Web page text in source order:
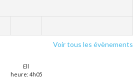
Voir tous les évènements
Ell
heure: 4h05